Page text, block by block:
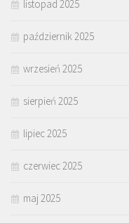
listopad 2025
październik 2025
wrzesień 2025
sierpień 2025
lipiec 2025
czerwiec 2025
maj 2025